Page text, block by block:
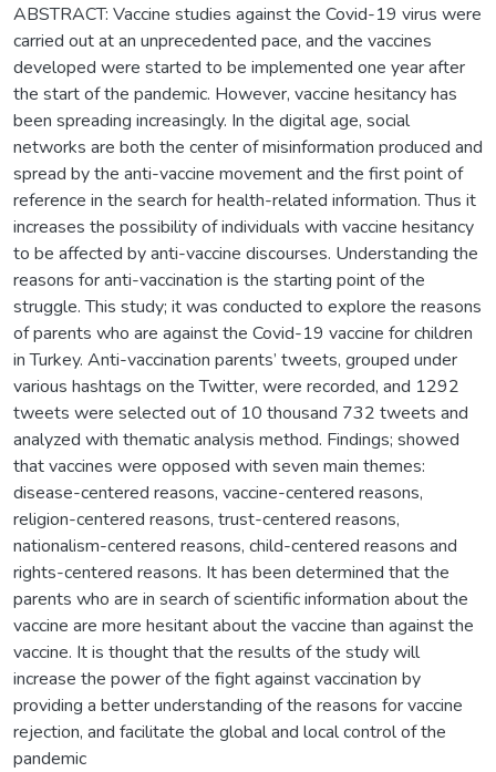
ABSTRACT: Vaccine studies against the Covid-19 virus were
carried out at an unprecedented pace, and the vaccines
developed were started to be implemented one year after
the start of the pandemic. However, vaccine hesitancy has
been spreading increasingly. In the digital age, social
networks are both the center of misinformation produced and
spread by the anti-vaccine movement and the first point of
reference in the search for health-related information. Thus it
increases the possibility of individuals with vaccine hesitancy
to be affected by anti-vaccine discourses. Understanding the
reasons for anti-vaccination is the starting point of the
struggle. This study; it was conducted to explore the reasons
of parents who are against the Covid-19 vaccine for children
in Turkey. Anti-vaccination parents’ tweets, grouped under
various hashtags on the Twitter, were recorded, and 1292
tweets were selected out of 10 thousand 732 tweets and
analyzed with thematic analysis method. Findings; showed
that vaccines were opposed with seven main themes:
disease-centered reasons, vaccine-centered reasons,
religion-centered reasons, trust-centered reasons,
nationalism-centered reasons, child-centered reasons and
rights-centered reasons. It has been determined that the
parents who are in search of scientific information about the
vaccine are more hesitant about the vaccine than against the
vaccine. It is thought that the results of the study will
increase the power of the fight against vaccination by
providing a better understanding of the reasons for vaccine
rejection, and facilitate the global and local control of the
pandemic